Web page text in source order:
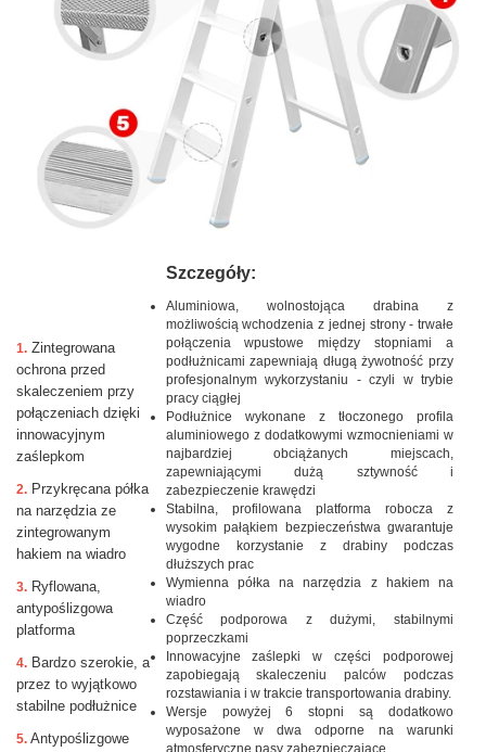
1. Zintegrowana
ochrona przed
skaleczeniem przy
połączeniach dzięki
innowacyjnym
zaślepkom
2. Przykręcana półka
na narzędzia ze
zintegrowanym
hakiem na wiadro
3. Ryflowana,
antypoślizgowa
platforma
4. Bardzo szerokie, a
przez to wyjątkowo
stabilne podłużnice
5. Antypoślizgowe
Szczegóły:
Aluminiowa, wolnostojąca drabina z
możliwością wchodzenia z jednej strony - trwałe
połączenia wpustowe między stopniami a
podłużnicami zapewniają długą żywotność przy
profesjonalnym wykorzystaniu - czyli w trybie
pracy ciągłej
Podłużnice wykonane z tłoczonego profila
aluminiowego z dodatkowymi wzmocnieniami w
najbardziej obciążanych miejscach,
zapewniającymi dużą sztywność i
zabezpieczenie krawędzi
Stabilna, profilowana platforma robocza z
wysokim pałąkiem bezpieczeństwa gwarantuje
wygodne korzystanie z drabiny podczas
dłuższych prac
Wymienna półka na narzędzia z hakiem na
wiadro
Część podporowa z dużymi, stabilnymi
poprzeczkami
Innowacyjne zaślepki w części podporowej
zapobiegają skaleczeniu palców podczas
rozstawiania i w trakcie transportowania drabiny.
Wersje powyżej 6 stopni są dodatkowo
wyposażone w dwa odporne na warunki